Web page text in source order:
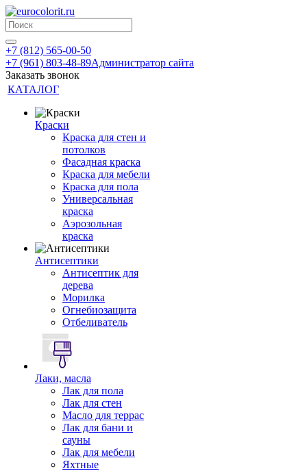
+7 (812) 565-00-50
+7 (961) 803-48-89Администратор сайта
Заказать звонок
КАТАЛОГ
Краски
Краска для стен и
потолков
Фасадная краска
Краска для мебели
Краска для пола
Универсальная
краска
Аэрозольная
краска
Антисептики
Антисептик для
дерева
Морилка
Огнебиозащита
Отбеливатель
Лаки, масла
Лак для пола
Лак для стен
Масло для террас
Лак для бани и
сауны
Лак для мебели
Яхтные